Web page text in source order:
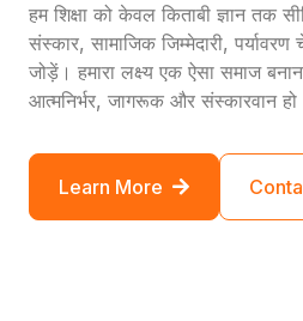
हम शिक्षा को केवल किताबी ज्ञान तक
संस्कार, सामाजिक जिम्मेदारी,
जोड़ें। हमारा लक्ष्य एक ऐसा समाज
आत्मनिर्भर, जागरूक और संस्कारवान
Learn More